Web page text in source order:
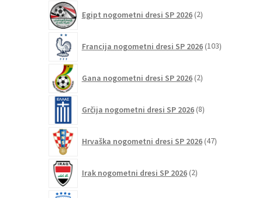
Egipt nogometni dresi SP 2026 2izdelka
Francija nogometni dresi SP 2026 103izdelki
Gana nogometni dresi SP 2026 2izdelka
Grčija nogometni dresi SP 2026 8izdelkov
Hrvaška nogometni dresi SP 2026 47izdelkov
Irak nogometni dresi SP 2026 2izdelka